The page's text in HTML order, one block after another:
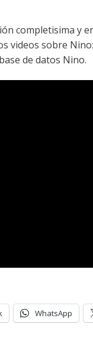
completisima y
videos sobre
de datos Nino.
WhatsApp